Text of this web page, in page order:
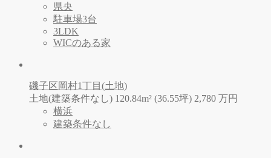
県央
駐車場3台
3LDK
WICのある家
磯子区岡村1丁目(土地)
土地(建築条件なし) 120.84m² (36.55坪) 2,780 万円
横浜
建築条件なし